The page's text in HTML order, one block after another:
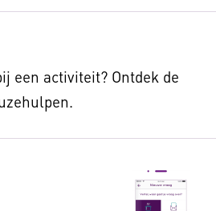
een activiteit? Ontdek de